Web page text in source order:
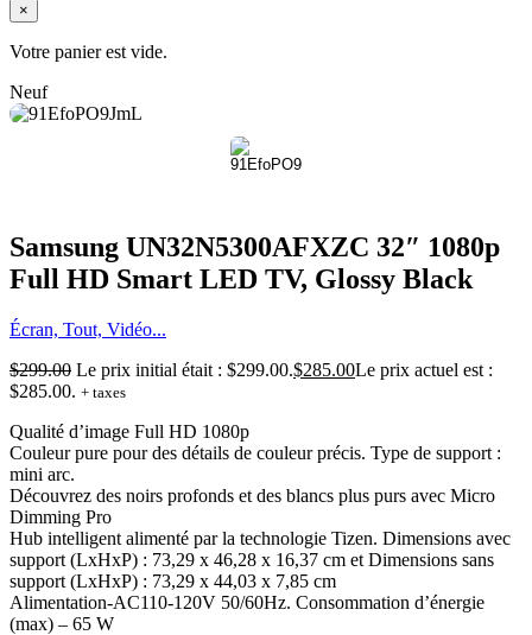
×
Votre panier est vide.
Neuf
Samsung UN32N5300AFXZC 32″ 1080p
Full HD Smart LED TV, Glossy Black
Écran, Tout, Vidéo...
$299.00 Le prix initial était : $299.00.$285.00Le prix actuel est :
$285.00. + taxes
Qualité d’image Full HD 1080p
Couleur pure pour des détails de couleur précis. Type de support :
mini arc.
Découvrez des noirs profonds et des blancs plus purs avec Micro
Dimming Pro
Hub intelligent alimenté par la technologie Tizen. Dimensions avec
support (LxHxP) : 73,29 x 46,28 x 16,37 cm et Dimensions sans
support (LxHxP) : 73,29 x 44,03 x 7,85 cm
Alimentation-AC110-120V 50/60Hz. Consommation d’énergie
(max) – 65 W